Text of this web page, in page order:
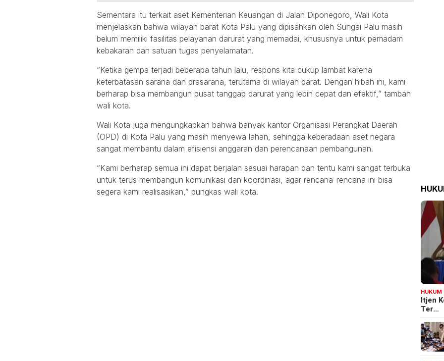
Sementara itu terkait aset Kementerian Keuangan di Jalan Diponegoro, Wali Kota
menjelaskan bahwa wilayah barat Kota Palu yang dipisahkan oleh Sungai Palu masih
belum memiliki fasilitas pelayanan darurat yang memadai, khususnya untuk pemadam
kebakaran dan satuan tugas penyelamatan.
“Ketika gempa terjadi beberapa tahun lalu, respons kita cukup lambat karena
keterbatasan sarana dan prasarana, terutama di wilayah barat. Dengan hibah ini, kami
berharap bisa membangun pusat tanggap darurat yang lebih cepat dan efektif,” tambah
wali kota.
Wali Kota juga mengungkapkan bahwa banyak kantor Organisasi Perangkat Daerah
(OPD) di Kota Palu yang masih menyewa lahan, sehingga keberadaan aset negara
sangat membantu dalam efisiensi anggaran dan perencanaan pembangunan.
“Kami berharap semua ini dapat berjalan sesuai harapan dan tentu kami sangat terbuka
untuk terus membangun komunikasi dan koordinasi, agar rencana-rencana ini bisa
segera kami realisasikan,” pungkas wali kota.
HUKUM
Itjen
Ter…